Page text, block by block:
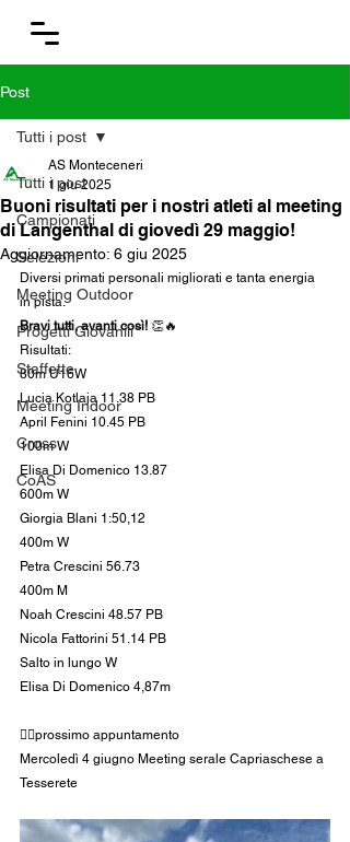
Post
Tutti i post
Campionati
Selezioni
Meeting Outdoor
Progetti Giovanili
Staffette
Meeting Indoor
Cross
CoAS
Tutti i post
Buoni risultati per i nostri atleti al meeting
di Langenthal di giovedì 29 maggio!
AS Monteceneri
1 giu 2025
Aggiornamento: 6 giu 2025
Diversi primati personali migliorati e tanta energia
in pista.
Bravi tutti, avanti così! 👏🔥
Risultati:
80m U16W
Lucia Kotlaja 11.38 PB
April Fenini 10.45 PB
100m W
Elisa Di Domenico 13.87
600m W
Giorgia Blani 1:50,12
400m W
Petra Crescini 56.73
400m M
Noah Crescini 48.57 PB
Nicola Fattorini 51.14 PB
Salto in lungo W
Elisa Di Domenico 4,87m
👉🏻prossimo appuntamento
Mercoledì 4 giugno Meeting serale Capriaschese a
Tesserete